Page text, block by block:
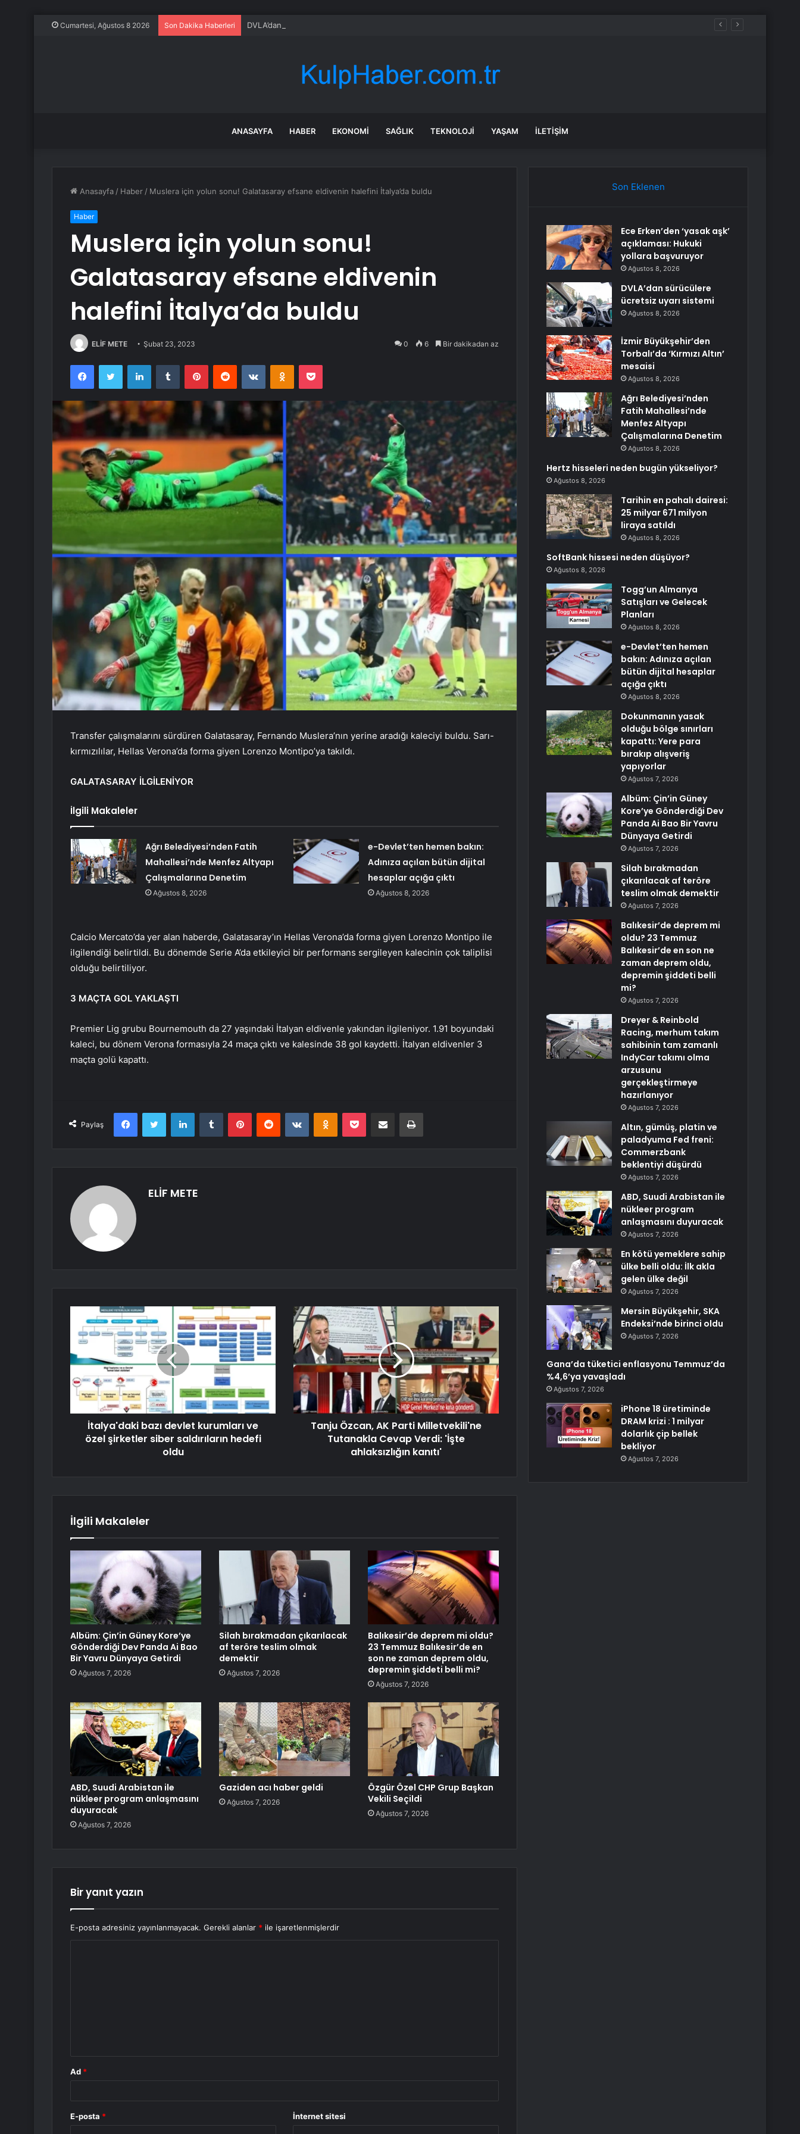
Cumartesi, Ağustos 8 2026 Son Dakika Haberleri DVLA’dan sürücülere ücretsiz uyarı sistemi
ANASAYFA HABER EKONOMI SAĞLIK TEKNOLOJI YAŞAM İLETIŞIM
Anasayfa / Haber / Muslera için yolun sonu! Galatasaray efsane eldivenin halefini İtalya’da buldu
Haber
Muslera için yolun sonu!
Galatasaray efsane eldivenin
halefini İtalya’da buldu
ELİF METE Şubat 23, 2023 0 6 Bir dakikadan az
FacebookTwitter LinkedInTumblr PinterestReddit VKontakteOdnoklassniki
Pocket
Transfer çalışmalarını sürdüren Galatasaray, Fernando Muslera’nın yerine aradığı kaleciyi buldu. Sarı-
kırmızılılar, Hellas Verona’da forma giyen Lorenzo Montipo’ya takıldı.
GALATASARAY İLGİLENİYOR
İlgili Makaleler
Ağrı Belediyesi’nden Fatih
Mahallesi’nde Menfez Altyapı
Çalışmalarına Denetim
Ağustos 8, 2026
e-Devlet’ten hemen bakın:
Adınıza açılan bütün dijital
hesaplar açığa çıktı
Ağustos 8, 2026
Calcio Mercato’da yer alan haberde, Galatasaray’ın Hellas Verona’da forma giyen Lorenzo Montipo ile
ilgilendiği belirtildi. Bu dönemde Serie A’da etkileyici bir performans sergileyen kalecinin çok taliplisi
olduğu belirtiliyor.
3 MAÇTA GOL YAKLAŞTI
Premier Lig grubu Bournemouth da 27 yaşındaki İtalyan eldivenle yakından ilgileniyor. 1.91 boyundaki
kaleci, bu dönem Verona formasıyla 24 maça çıktı ve kalesinde 38 gol kaydetti. İtalyan eldivenler 3
maçta golü kapattı.
Paylaş
FacebookTwitter LinkedInTumblr PinterestReddit VKontakteOdnoklassniki
Pocket E-Posta ile paylaş Yazdır
ELİF METE
İtalya'daki bazı devlet kurumları ve
özel şirketler siber saldırıların hedefi
oldu
Tanju Özcan, AK Parti Milletvekili'ne
Tutanakla Cevap Verdi: 'İşte
ahlaksızlığın kanıtı'
İlgili Makaleler
Albüm: Çin’in Güney Kore’ye
Gönderdiği Dev Panda Ai Bao
Bir Yavru Dünyaya Getirdi
Ağustos 7, 2026
Silah bırakmadan çıkarılacak
af teröre teslim olmak
demektir
Ağustos 7, 2026
Balıkesir’de deprem mi oldu?
23 Temmuz Balıkesir’de en
son ne zaman deprem oldu,
depremin şiddeti belli mi?
Ağustos 7, 2026
ABD, Suudi Arabistan ile
nükleer program anlaşmasını
duyuracak
Ağustos 7, 2026
Gaziden acı haber geldi
Ağustos 7, 2026
Özgür Özel CHP Grup Başkan
Vekili Seçildi
Ağustos 7, 2026
Bir yanıt yazın
E-posta adresiniz yayınlanmayacak. Gerekli alanlar * ile işaretlenmişlerdir
Ad *
E-posta * İnternet sitesi
Son Eklenen
Ece Erken’den ‘yasak aşk’
açıklaması: Hukuki
yollara başvuruyor
Ağustos 8, 2026
DVLA’dan sürücülere
ücretsiz uyarı sistemi
Ağustos 8, 2026
İzmir Büyükşehir’den
Torbalı’da ‘Kırmızı Altın’
mesaisi
Ağustos 8, 2026
Ağrı Belediyesi’nden
Fatih Mahallesi’nde
Menfez Altyapı
Çalışmalarına Denetim
Ağustos 8, 2026
Hertz hisseleri neden bugün yükseliyor?
Ağustos 8, 2026
Tarihin en pahalı dairesi:
25 milyar 671 milyon
liraya satıldı
Ağustos 8, 2026
SoftBank hissesi neden düşüyor?
Ağustos 8, 2026
Togg’un Almanya
Satışları ve Gelecek
Planları
Ağustos 8, 2026
e-Devlet’ten hemen
bakın: Adınıza açılan
bütün dijital hesaplar
açığa çıktı
Ağustos 8, 2026
Dokunmanın yasak
olduğu bölge sınırları
kapattı: Yere para
bırakıp alışveriş
yapıyorlar
Ağustos 7, 2026
Albüm: Çin’in Güney
Kore’ye Gönderdiği Dev
Panda Ai Bao Bir Yavru
Dünyaya Getirdi
Ağustos 7, 2026
Silah bırakmadan
çıkarılacak af teröre
teslim olmak demektir
Ağustos 7, 2026
Balıkesir’de deprem mi
oldu? 23 Temmuz
Balıkesir’de en son ne
zaman deprem oldu,
depremin şiddeti belli
mi?
Ağustos 7, 2026
Dreyer & Reinbold
Racing, merhum takım
sahibinin tam zamanlı
IndyCar takımı olma
arzusunu
gerçekleştirmeye
hazırlanıyor
Ağustos 7, 2026
Altın, gümüş, platin ve
paladyuma Fed freni:
Commerzbank
beklentiyi düşürdü
Ağustos 7, 2026
ABD, Suudi Arabistan ile
nükleer program
anlaşmasını duyuracak
Ağustos 7, 2026
En kötü yemeklere sahip
ülke belli oldu: İlk akla
gelen ülke değil
Ağustos 7, 2026
Mersin Büyükşehir, SKA
Endeksi’nde birinci oldu
Ağustos 7, 2026
Gana’da tüketici enflasyonu Temmuz’da
%4,6’ya yavaşladı
Ağustos 7, 2026
iPhone 18 üretiminde
DRAM krizi : 1 milyar
dolarlık çip bellek
bekliyor
Ağustos 7, 2026